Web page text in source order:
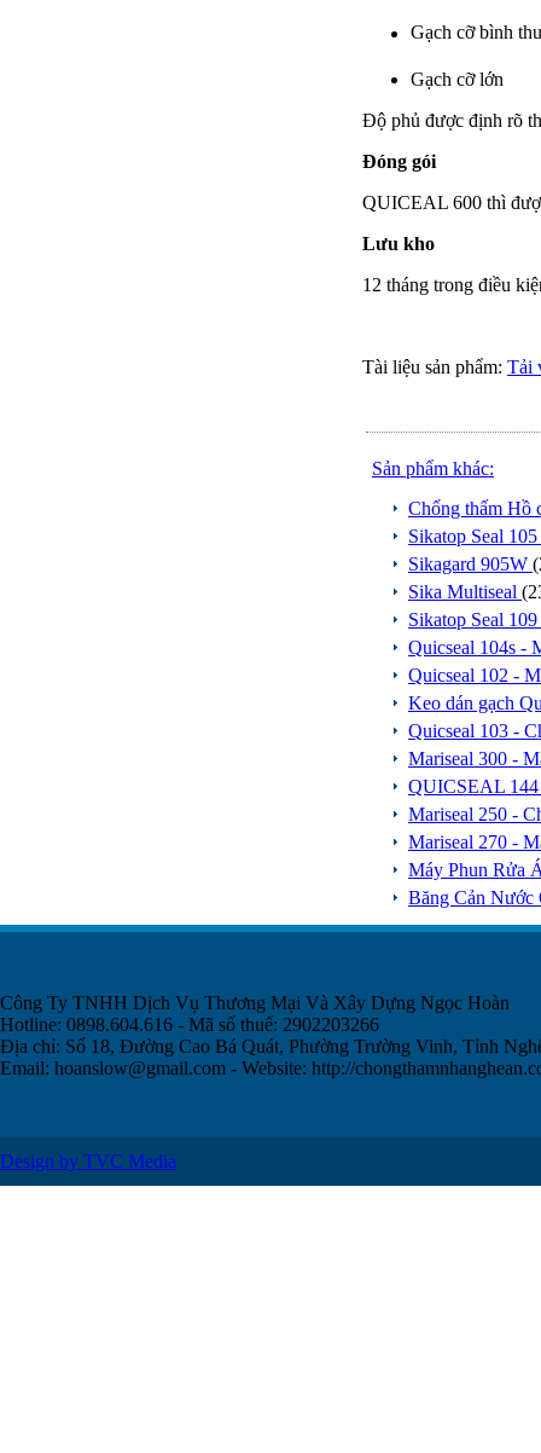
Gạch cỡ bình
Gạch cỡ
Độ phủ được định rõ
Đóng gói
QUICEAL 600 thì
Lưu kho
12 tháng trong điều
Tài liệu sản phẩm: Tải
Sản phẩm khác:
Chống thấm Hồ
Sikatop Seal 105
Sikagard 905W
Sika Multiseal
Sikatop Seal 109
Quicseal 104s -
Quicseal 102 -
Keo dán gạch
Quicseal 103 -
Mariseal 300 -
QUICSEAL 144
Mariseal 250 -
Mariseal 270 -
Máy Phun Rửa
Băng Cản Nước
Công Ty TNHH Dịch Vụ Thương Mại Và Xây Dựng Ngọc Hoàn
Hotline: 0898.604.616 - Mã số thuế: 2902203266
Địa chỉ: Số 18, Đường Cao Bá Quát, Phường Trường Vinh, Tỉnh
Email: hoanslow@gmail.com - Website: http://
Design by TVC Media